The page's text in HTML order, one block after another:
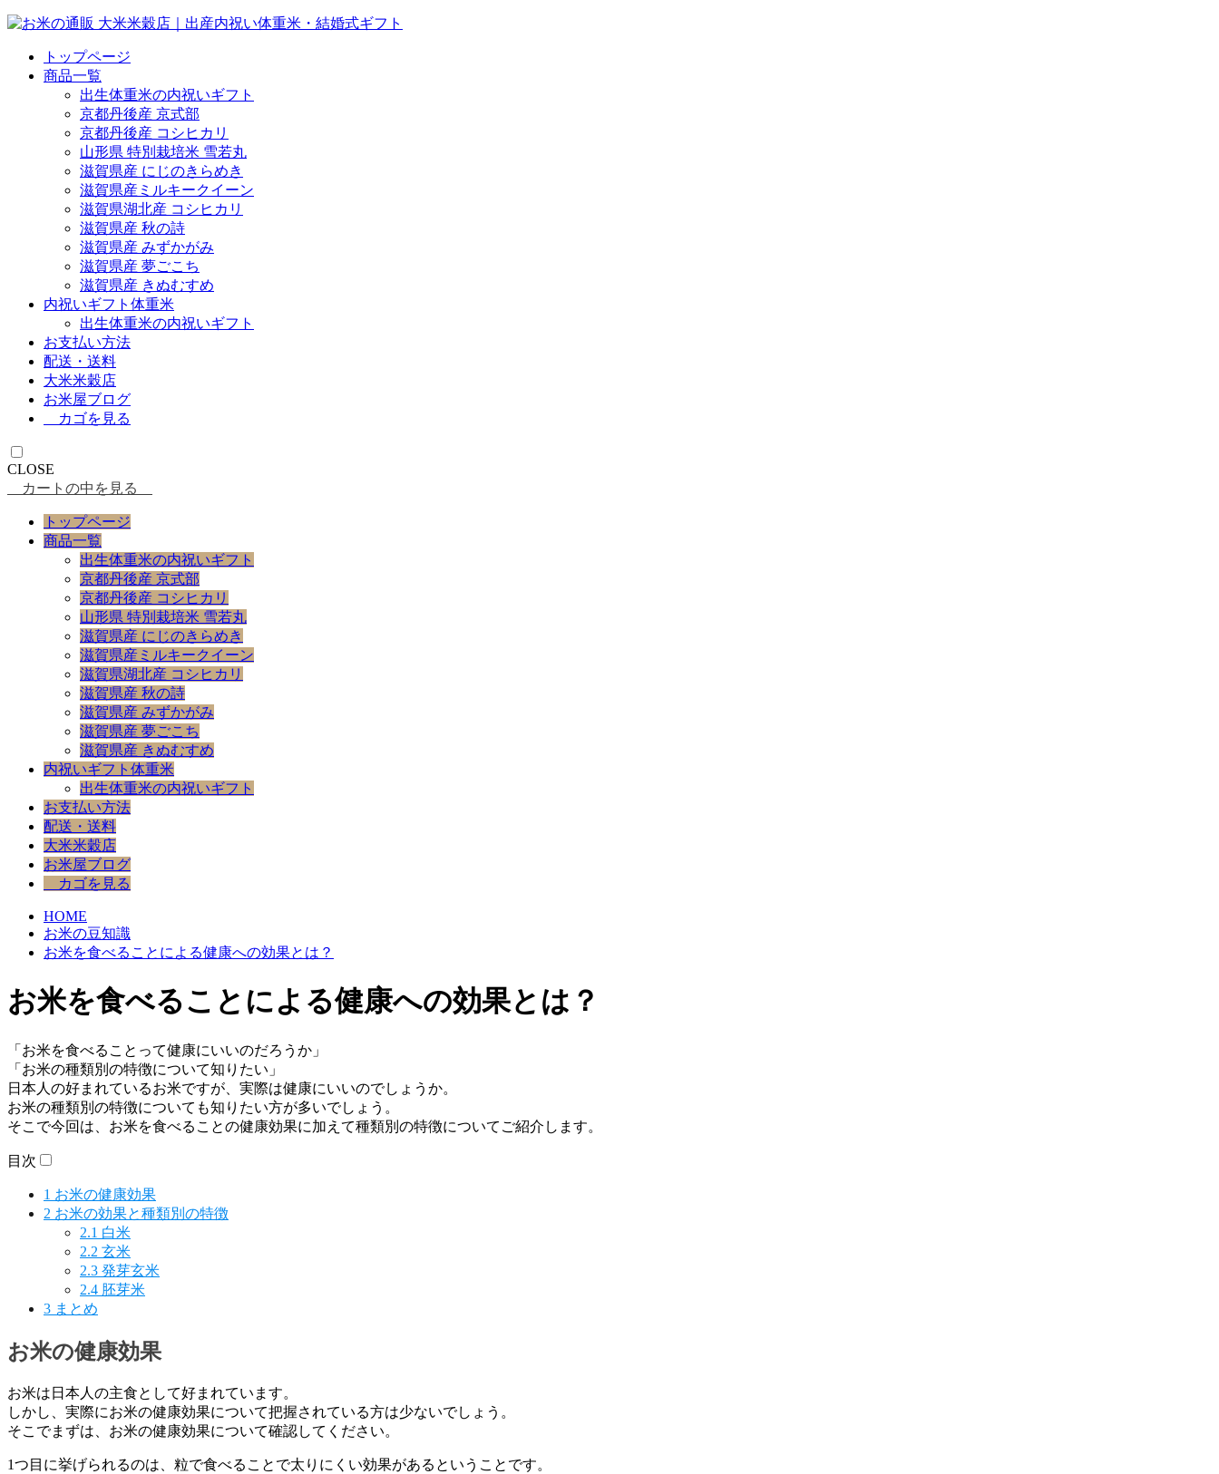
トップページ
商品一覧
出生体重米の内祝いギフト
京都丹後産 京式部
京都丹後産 コシヒカリ
山形県 特別栽培米 雪若丸
滋賀県産 にじのきらめき
滋賀県産ミルキークイーン
滋賀県湖北産 コシヒカリ
滋賀県産 秋の詩
滋賀県産 みずかがみ
滋賀県産 夢ごこち
滋賀県産 きぬむすめ
内祝いギフト体重米
出生体重米の内祝いギフト
お支払い方法
配送・送料
大米米穀店
お米屋ブログ
カゴを見る
CLOSE
カートの中を見る
トップページ
商品一覧
出生体重米の内祝いギフト
京都丹後産 京式部
京都丹後産 コシヒカリ
山形県 特別栽培米 雪若丸
滋賀県産 にじのきらめき
滋賀県産ミルキークイーン
滋賀県湖北産 コシヒカリ
滋賀県産 秋の詩
滋賀県産 みずかがみ
滋賀県産 夢ごこち
滋賀県産 きぬむすめ
内祝いギフト体重米
出生体重米の内祝いギフト
お支払い方法
配送・送料
大米米穀店
お米屋ブログ
カゴを見る
HOME
お米の豆知識
お米を食べることによる健康への効果とは？
お米を食べることによる健康への効果とは？
「お米を食べることって健康にいいのだろうか」
「お米の種類別の特徴について知りたい」
日本人の好まれているお米ですが、実際は健康にいいのでしょうか。
お米の種類別の特徴についても知りたい方が多いでしょう。
そこで今回は、お米を食べることの健康効果に加えて種類別の特徴についてご紹介します。
目次
1 お米の健康効果
2 お米の効果と種類別の特徴
2.1 白米
2.2 玄米
2.3 発芽玄米
2.4 胚芽米
3 まとめ
お米の健康効果
お米は日本人の主食として好まれています。
しかし、実際にお米の健康効果について把握されている方は少ないでしょう。
そこでまずは、お米の健康効果について確認してください。
1つ目に挙げられるのは、粒で食べることで太りにくい効果があるということです。